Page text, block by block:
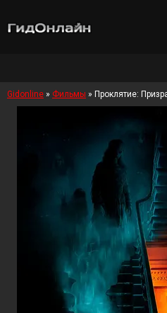
Gidonline » Фильмы » Проклятие: